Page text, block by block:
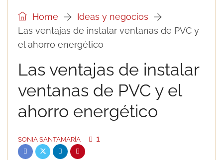
Home
Ideas y negocios
Las ventajas de instalar ventanas de PVC y
el ahorro energético
Las ventajas de instalar
ventanas de PVC y el
ahorro energético
SONIA SANTAMARÍA 1